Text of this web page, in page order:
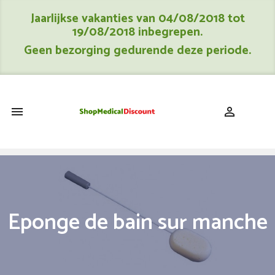
Jaarlijkse vakanties van 04/08/2018 tot
19/08/2018 inbegrepen.
Geen bezorging gedurende deze periode.
 
Eponge de bain sur manche